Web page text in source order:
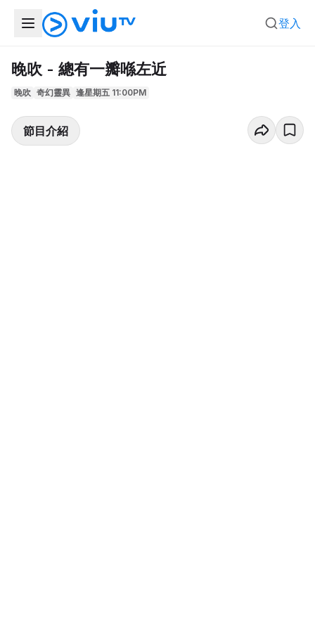
登入
晚吹 - 總有一瓣喺左近
晚吹 奇幻靈異 逢星期五 11:00PM
節目介紹